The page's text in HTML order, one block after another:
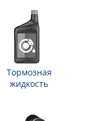
Тормозная
жидкость